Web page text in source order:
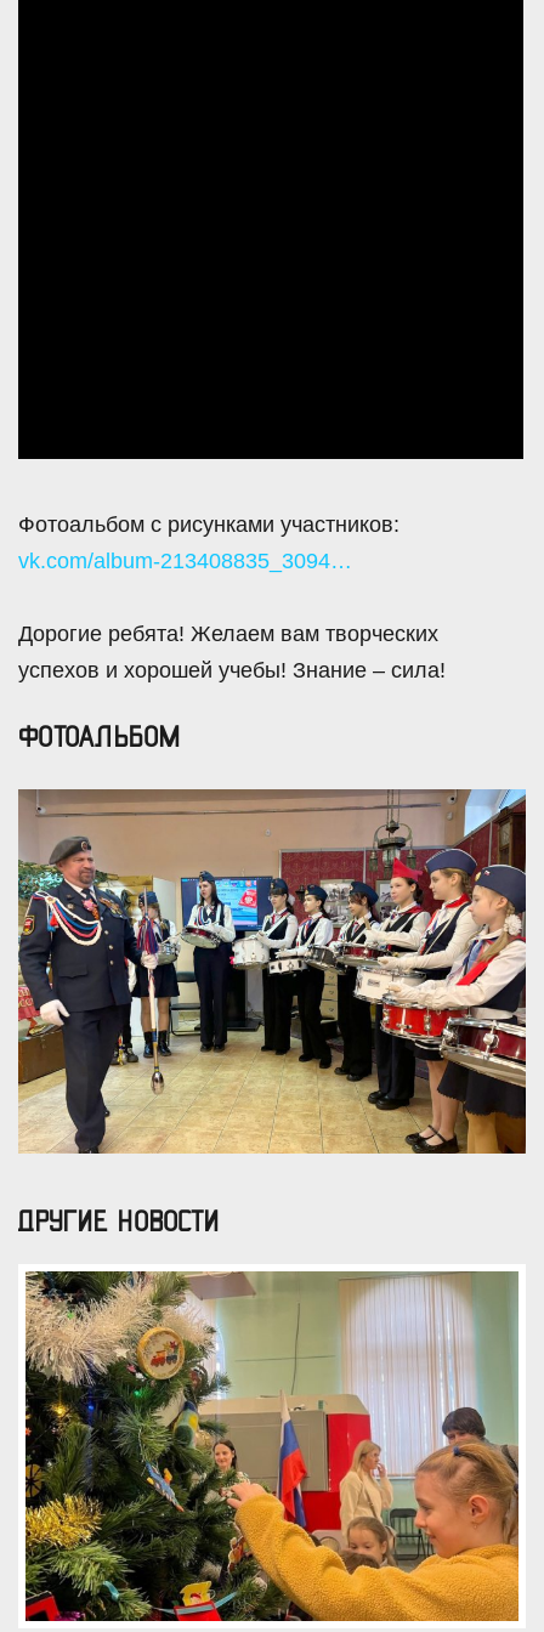
Фотоальбом с рисунками участников:
vk.com/album-213408835_3094…
Дорогие ребята! Желаем вам творческих
успехов и хорошей учебы! Знание – сила!
ФОТОАЛЬБОМ
ДРУГИЕ НОВОСТИ